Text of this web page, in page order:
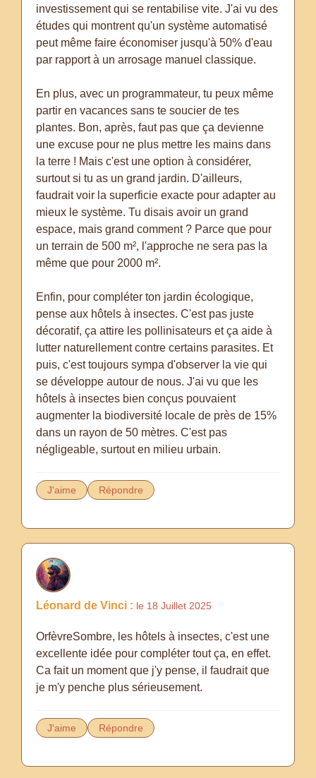
investissement qui se rentabilise vite. J'ai vu des
études qui montrent qu'un système automatisé
peut même faire économiser jusqu'à 50% d'eau
par rapport à un arrosage manuel classique.
En plus, avec un programmateur, tu peux même
partir en vacances sans te soucier de tes
plantes. Bon, après, faut pas que ça devienne
une excuse pour ne plus mettre les mains dans
la terre ! Mais c'est une option à considérer,
surtout si tu as un grand jardin. D'ailleurs,
faudrait voir la superficie exacte pour adapter au
mieux le système. Tu disais avoir un grand
espace, mais grand comment ? Parce que pour
un terrain de 500 m², l'approche ne sera pas la
même que pour 2000 m².
Enfin, pour compléter ton jardin écologique,
pense aux hôtels à insectes. C'est pas juste
décoratif, ça attire les pollinisateurs et ça aide à
lutter naturellement contre certains parasites. Et
puis, c'est toujours sympa d'observer la vie qui
se développe autour de nous. J'ai vu que les
hôtels à insectes bien conçus pouvaient
augmenter la biodiversité locale de près de 15%
dans un rayon de 50 mètres. C'est pas
négligeable, surtout en milieu urbain.
J'aime Répondre
Léonard de Vinci : le 18 Juillet 2025
OrfèvreSombre, les hôtels à insectes, c'est une
excellente idée pour compléter tout ça, en effet.
Ca fait un moment que j'y pense, il faudrait que
je m'y penche plus sérieusement.
J'aime Répondre